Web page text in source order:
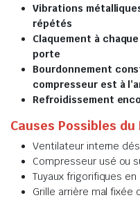
Vibrations
répétés
Claquement à
porte
Bourdonnement
compresseur est à
Refroidissement
Causes Possibles
Ventilateur interne
Compresseur usé ou
Tuyaux frigorifiques
Grille arrière mal fixée